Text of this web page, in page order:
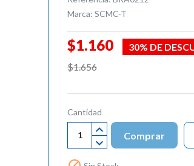
Marca: SCMC-T
$1.160
30% DE
$1.656
Cantidad
Comprar